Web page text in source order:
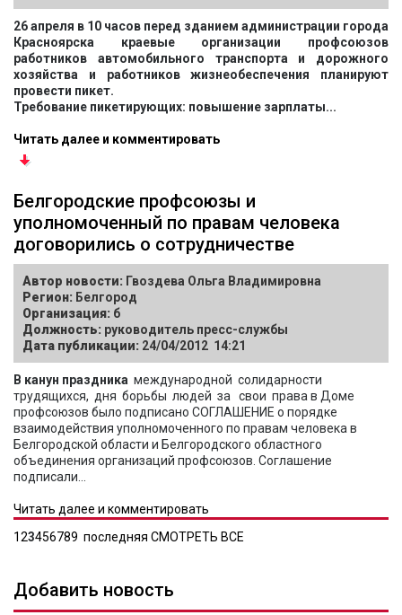
26 апреля в 10 часов перед зданием администрации города
Красноярска краевые организации профсоюзов
работников автомобильного транспорта и дорожного
хозяйства и работников жизнеобеспечения планируют
провести пикет.
Требование пикетирующих: повышение зарплаты...
Читать далее и комментировать
Белгородские профсоюзы и
уполномоченный по правам человека
договорились о сотрудничестве
Автор новости: Гвоздева Ольга Владимировна
Регион: Белгород
Организация: б
Должность: руководитель пресс-службы
Дата публикации: 24/04/2012 14:21
В канун праздника международной солидарности
трудящихся, дня борьбы людей за свои права в Доме
профсоюзов было подписано СОГЛАШЕНИЕ о порядке
взаимодействия уполномоченного по правам человека в
Белгородской области и Белгородского областного
объединения организаций профсоюзов. Соглашение
подписали...
Читать далее и комментировать
123456789 последняя СМОТРЕТЬ ВСЕ
Добавить новость